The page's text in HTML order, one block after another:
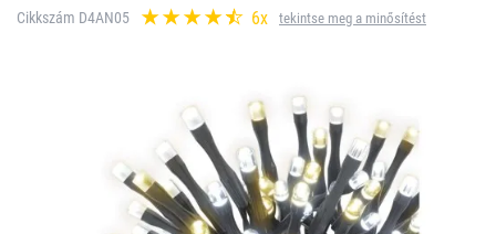
Cikkszám D4AN05 6x tekintse meg a minősítést